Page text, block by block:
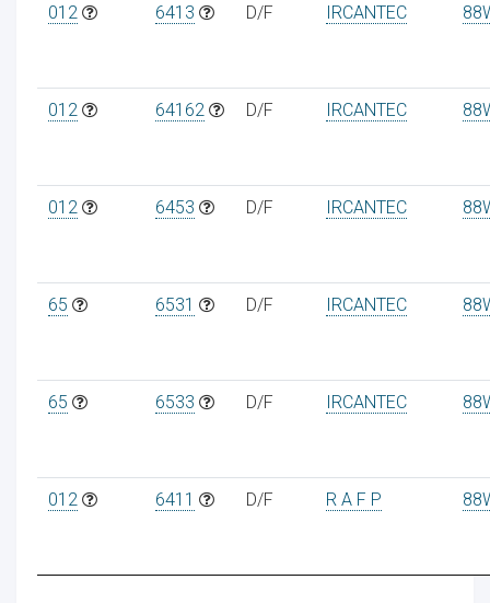
012 6413 D/F IRCANTEC
012 64162 D/F IRCANTEC
012 6453 D/F IRCANTEC
65 6531 D/F IRCANTEC
65 6533 D/F IRCANTEC
012 6411 D/F R A F P